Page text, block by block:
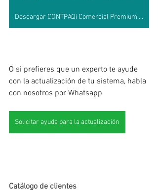
Descargar CONTPAQi Comercial Premium 12.1.0
O si prefieres que un experto te ayude
con la actualización de tu sistema, habla
con nosotros por Whatsapp
Solicitar ayuda para la actualización
Catálogo de clientes